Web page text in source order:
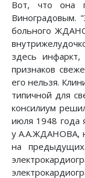
Вот, что она
Виноградовым.
больного
здесь
признаков
его нельзя.
типичной для
консилиум
июля 1948 года
у А.А.ЖДАНОВА,
на